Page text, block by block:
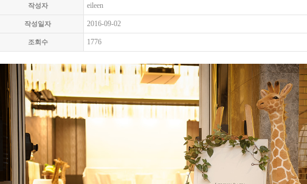
작성자 eileen
작성일자 2016-09-02
조회수 1776